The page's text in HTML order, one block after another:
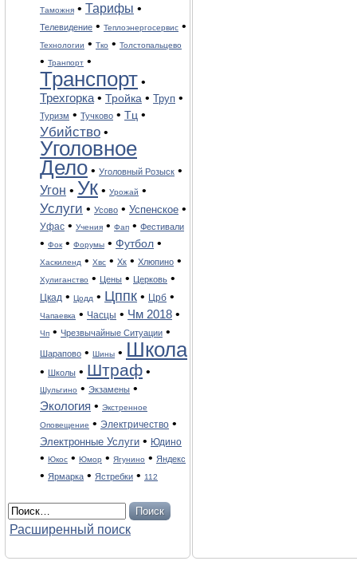
Таможня • Тарифы •
Телевидение • Теплоэнергосервис •
Технологии • Тко • Толстопальцево
• Транпорт •
Транспорт •
Трехгорка • Тройка • Труп •
Туризм • Тучково • Тц •
Убийство •
Уголовное
Дело • Уголовный Розыск •
Угон • Ук • Урожай •
Услуги • Усово • Успенское •
Уфас • Учения • Фап • Фестивали
• Фок • Форумы • Футбол •
Хаскиленд • Хвс • Хк • Хлюпино •
Хулиганство • Цены • Церковь •
Цкад • Цодд • Цппк • Црб •
Чапаевка • Часцы • Чм 2018 •
Чп • Чрезвычайные Ситуации •
Шарапово • Шины • Школа
• Школы • Штраф •
Шульгино • Экзамены •
Экология • Экстренное
Оповещение • Электричество •
Электронные Услуги • Юдино
• Юкос • Юмор • Ягунино • Яндекс
• Ярмарка • Ястребки • 112
Расширенный поиск